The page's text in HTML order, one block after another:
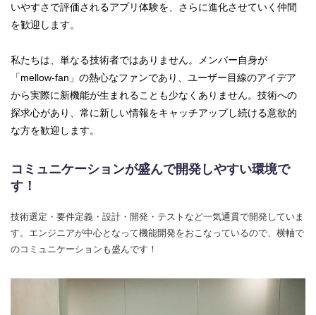
いやすさで評価されるアプリ体験を、さらに進化させていく仲間
を歓迎します。
私たちは、単なる技術者ではありません。メンバー自身が
「mellow-fan」の熱心なファンであり、ユーザー目線のアイデア
から実際に新機能が生まれることも少なくありません。技術への
探求心があり、常に新しい情報をキャッチアップし続ける意欲的
な方を歓迎します。
コミュニケーションが盛んで開発しやすい環境で
す！
技術選定・要件定義・設計・開発・テストなど一気通貫で開発していま
す。エンジニアが中心となって機能開発をおこなっているので、横軸で
のコミュニケーションも盛んです！